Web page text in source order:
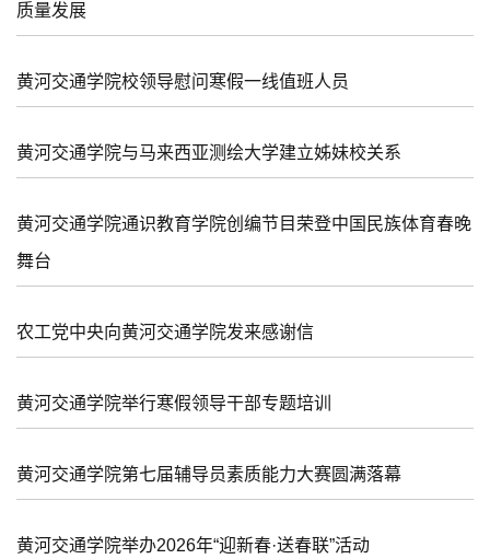
质量发展
黄河交通学院校领导慰问寒假一线值班人员
黄河交通学院与马来西亚测绘大学建立姊妹校关系
黄河交通学院通识教育学院创编节目荣登中国民族体育春晚
舞台
农工党中央向黄河交通学院发来感谢信
黄河交通学院举行寒假领导干部专题培训
黄河交通学院第七届辅导员素质能力大赛圆满落幕
黄河交通学院举办2026年“迎新春·送春联”活动